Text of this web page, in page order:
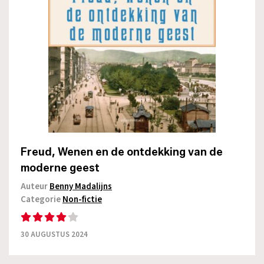
Freud, Wenen en de ontdekking van de
moderne geest
AuteurBenny Madalijns
CategorieNon-fictie
30 AUGUSTUS 2024